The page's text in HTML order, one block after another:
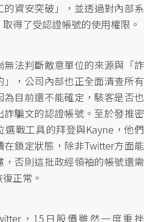
的資安突破」，並透過對內部系
得了受認證帳號的使用權限。
無法判斷敵意單位的來源與「詐
」，公司內部也正全面清查所有
為目前還不能確定，駭客是否也
詐騙文的認證帳號。至於發推密
選戰工具的拜登與Kayne，他們
在鎖定狀態，除非Twitter方面能
，否則這批政經領袖的帳號還需
正常。
，15日股價雖然一度重挫